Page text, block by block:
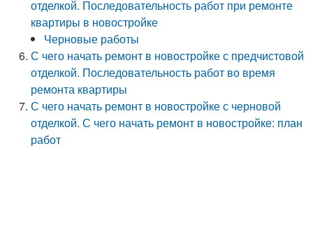
отделкой. Последовательность работ при ремонте
квартиры в новостройке
Черновые работы
С чего начать ремонт в новостройке с предчистовой
отделкой. Последовательность работ во время
ремонта квартиры
С чего начать ремонт в новостройке с черновой
отделкой. С чего начать ремонт в новостройке: план
работ